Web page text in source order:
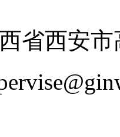
西省西安